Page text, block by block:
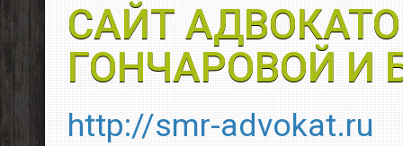
САЙТ
ГОНЧАРОВОЙ И
http://smr-advokat.ru